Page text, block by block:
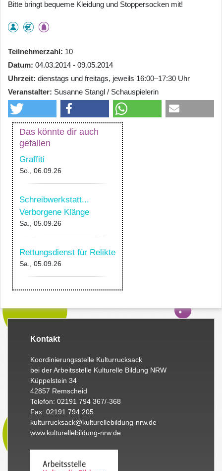
Bitte bringt bequeme Kleidung und Stoppersocken mit!
Teilnehmerzahl
10
Datum 04.03.2014 - 09.05.2014
Uhrzeit dienstags und freitags, jeweils 16:00–17:30 Uhr
Veranstalter Susanne Stangl / Schauspielerin
Das könnte dir auch
gefallen
Graffiti
So., 06.09.26
Schreibwerkstatt...
Verborgene Klänge
Sa., 05.09.26
Rettungsdienst für Relikte
Sa., 05.09.26
Kontakt
Koordinierungsstelle Kulturrucksack
bei der Arbeitsstelle Kulturelle Bildung NRW
Küppelstein 34
42857 Remscheid
Telefon: 02191 794 367/-368
Fax: 02191 794 205
kulturrucksack@kulturellebildung-nrw.de
www.kulturellebildung-nrw.de